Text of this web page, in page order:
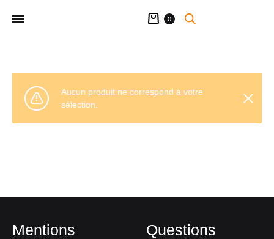
Panier
0
Aucun produit ne correspond à votre
sélection.
Mentions
Questions